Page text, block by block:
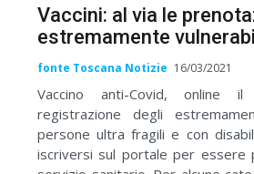
Vaccini: al via le
estremamente
fonte Toscana Notizie 16/03/2021
Vaccino anti-Covid, online
registrazione degli
persone ultra fragili e con
iscriversi sul portale per essere